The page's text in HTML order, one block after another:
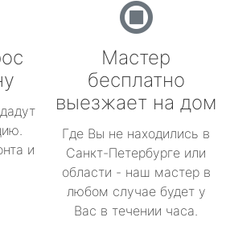
и
Мастер
бесплатно
выезжает на дом
Где Вы не находились в
Санкт-Петербурге или
области - наш мастер в
любом случае будет у
Вас в течении часа.